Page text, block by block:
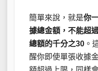
簡單來說，就是你
據總金額，不能超
總額的千分之30 。
醒你即使單張收據